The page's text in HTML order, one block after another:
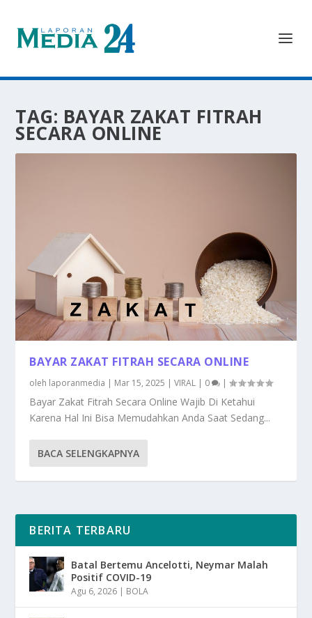
TAG: BAYAR ZAKAT FITRAH
SECARA ONLINE
BAYAR ZAKAT FITRAH SECARA ONLINE
oleh laporanmedia | Mar 15, 2025 |VIRAL | 0 |
Bayar Zakat Fitrah Secara Online Wajib Di Ketahui
Karena Hal Ini Bisa Memudahkan Anda Saat Sedang...
BACA SELENGKAPNYA
BERITA TERBARU
Batal Bertemu Ancelotti, Neymar Malah
Positif COVID-19
Agu 6, 2026 | BOLA